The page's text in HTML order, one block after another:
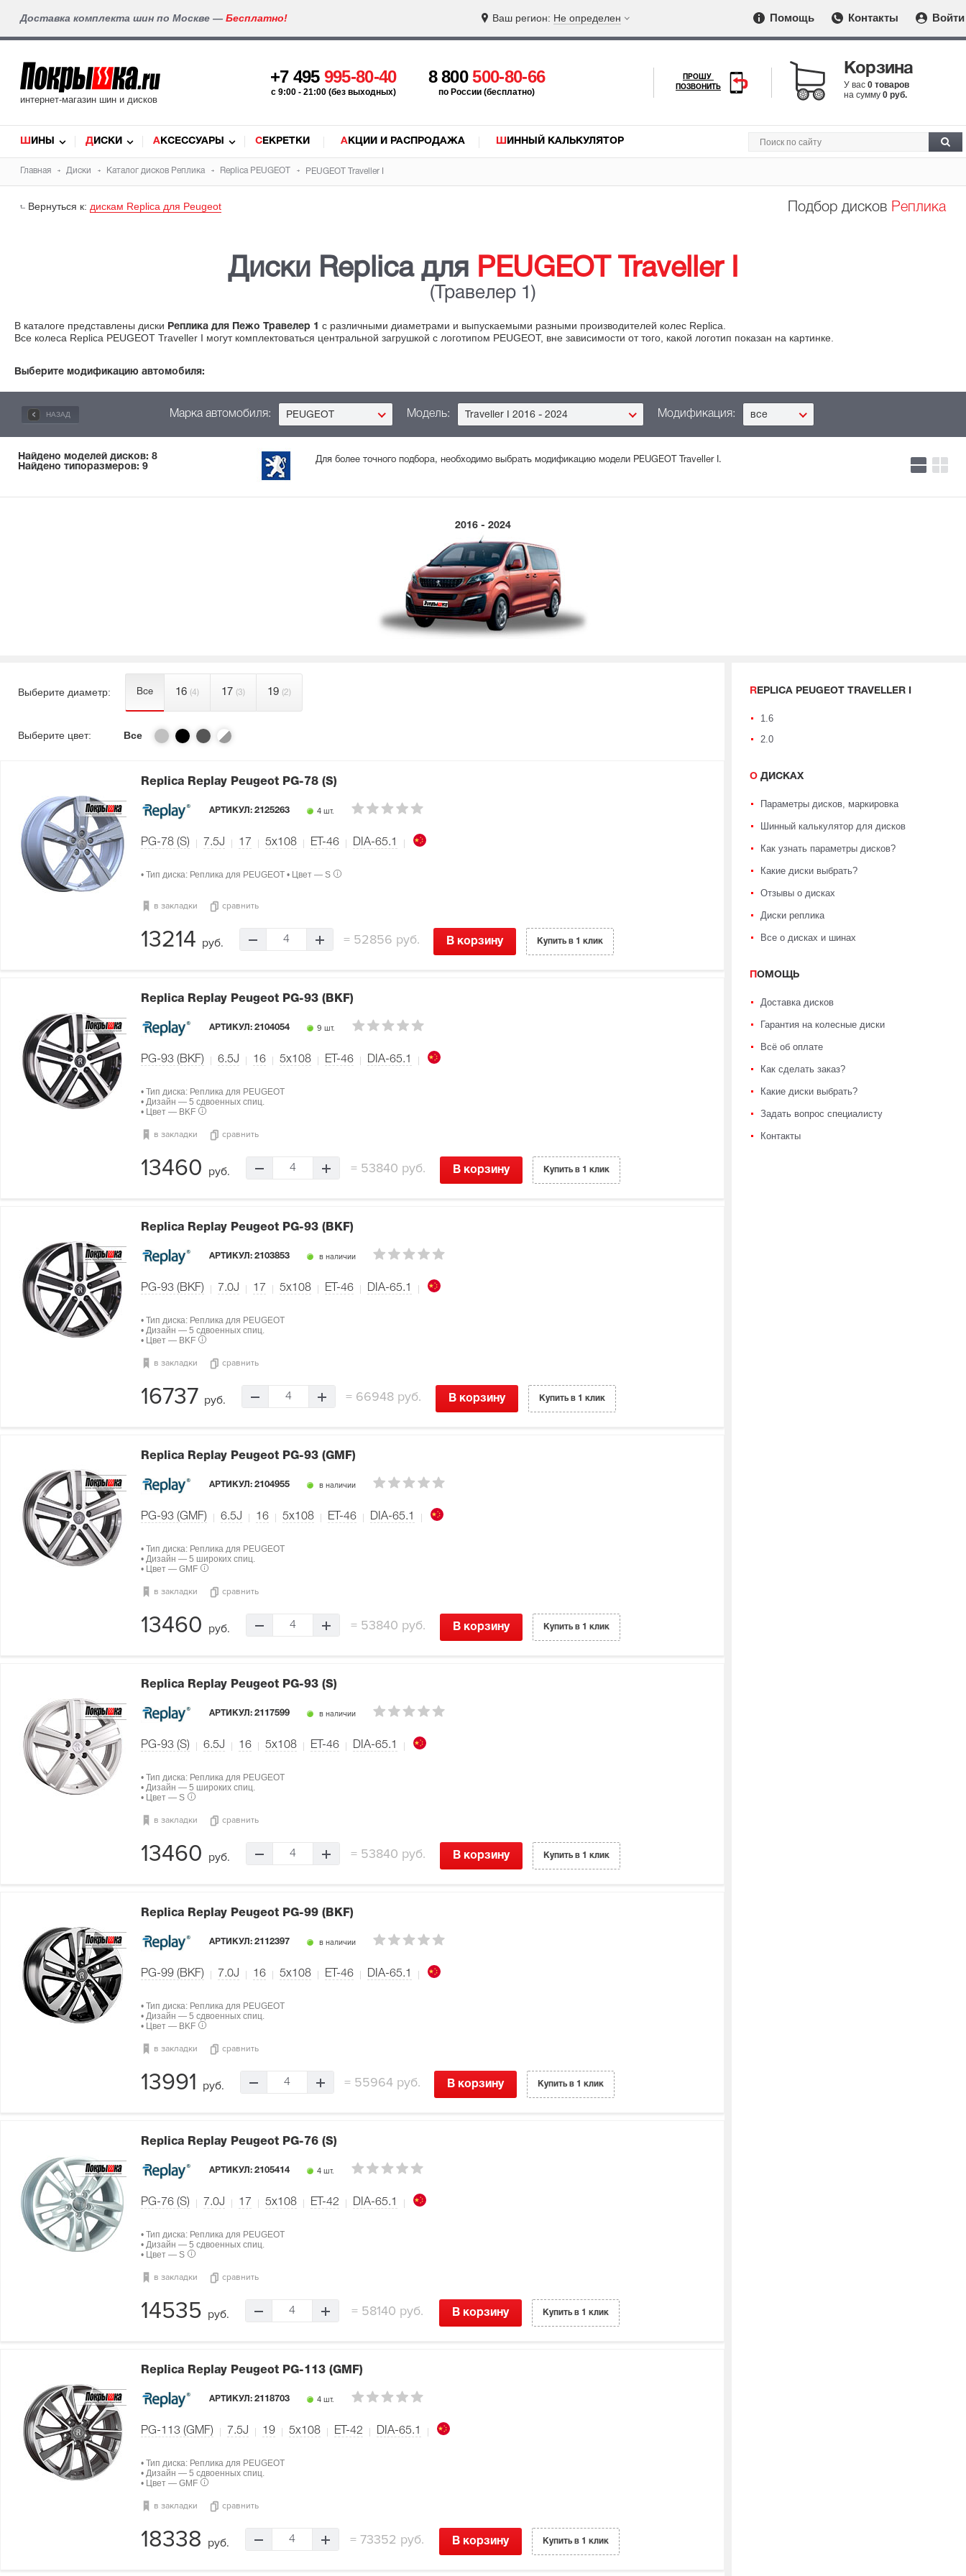
Доставка комплекта шин по Москве — Бесплатно! Ваш регион: Не определен Помощь Контакты Войти
интернет-магазин шин и дисков
+7 495 995-80-40
c 9:00 - 21:00 (без выходных)
8 800500-80-66
по России (бесплатно)
ПРОШУ
ПОЗВОНИТЬ
Корзина
У вас 0 товаров
на сумму 0 руб.
ШИНЫ ДИСКИ АКСЕССУАРЫ СЕКРЕТКИ АКЦИИ И РАСПРОДАЖА ШИННЫЙ КАЛЬКУЛЯТОР
Главная Диски Каталог дисков Реплика Replica PEUGEOT PEUGEOT Traveller I
Вернуться к: дискам Replica для Peugeot Подбор дисков Реплика
Диски Replica для PEUGEOT Traveller I
(Травелер 1)
В каталоге представлены диски Реплика для Пежо Травелер 1
с различными диаметрами и выпускаемыми разными производителей колес Replica.
Все колеса Replica PEUGEOT Traveller I могут комплектоваться центральной загрушкой с логотипом PEUGEOT, вне зависимости от того, какой логотип показан на картинке
Выберите модификацию автомобиля:
НАЗАД Марка автомобиля: PEUGEOT Модель: Traveller I 2016 - 2024 Модификация: все
Найдено моделей дисков: 8
Найдено типоразмеров: 9
Для более точного подбора, необходимо выбрать модификацию модели PEUGEOT Traveller I.
2016 - 2024
Выберите диаметр: Все 16 (4) 17 (3) 19 (2)
Выберите цвет: Все
Replica Replay Peugeot PG-78 (S)
АРТИКУЛ:2125263 4 шт.
PG-78 (S) 7.5J 17 5x108 ET-46 DIA-65.1
• Тип диска: Реплика для PEUGEOT • Цвет — S
в закладки сравнить
13214 руб. 4 =52856 руб. В корзину Купить в 1 клик
Replica Replay Peugeot PG-93 (BKF)
АРТИКУЛ:2104054 9 шт.
PG-93 (BKF) 6.5J 16 5x108 ET-46 DIA-65.1
• Тип диска: Реплика для PEUGEOT
• Дизайн — 5 сдвоенных спиц.
• Цвет — BKF
в закладки сравнить
13460 руб. 4 =53840 руб. В корзину Купить в 1 клик
Replica Replay Peugeot PG-93 (BKF)
АРТИКУЛ:2103853 в наличии
PG-93 (BKF) 7.0J 17 5x108 ET-46 DIA-65.1
• Тип диска: Реплика для PEUGEOT
• Дизайн — 5 сдвоенных спиц.
• Цвет — BKF
в закладки сравнить
16737 руб. 4 = 66948 руб. В корзину Купить в 1 клик
Replica Replay Peugeot PG-93 (GMF)
АРТИКУЛ:2104955 в наличии
PG-93 (GMF) 6.5J 16 5x108 ET-46 DIA-65.1
• Тип диска: Реплика для PEUGEOT
• Дизайн — 5 широких спиц.
• Цвет — GMF
в закладки сравнить
13460 руб. 4 =53840 руб. В корзину Купить в 1 клик
Replica Replay Peugeot PG-93 (S)
АРТИКУЛ:2117599 в наличии
PG-93 (S) 6.5J 16 5x108 ET-46 DIA-65.1
• Тип диска: Реплика для PEUGEOT
• Дизайн — 5 широких спиц.
• Цвет — S
в закладки сравнить
13460 руб. 4 =53840 руб. В корзину Купить в 1 клик
Replica Replay Peugeot PG-99 (BKF)
АРТИКУЛ:2112397 в наличии
PG-99 (BKF) 7.0J 16 5x108 ET-46 DIA-65.1
• Тип диска: Реплика для PEUGEOT
• Дизайн — 5 сдвоенных спиц.
• Цвет — BKF
в закладки сравнить
13991 руб. 4 =55964 руб. В корзину Купить в 1 клик
Replica Replay Peugeot PG-76 (S)
АРТИКУЛ:2105414 4 шт.
PG-76 (S) 7.0J 17 5x108 ET-42 DIA-65.1
• Тип диска: Реплика для PEUGEOT
• Дизайн — 5 сдвоенных спиц.
• Цвет — S
в закладки сравнить
14535 руб. 4 =58140 руб. В корзину Купить в 1 клик
Replica Replay Peugeot PG-113 (GMF)
АРТИКУЛ:2118703 4 шт.
PG-113 (GMF) 7.5J 19 5x108 ET-42 DIA-65.1
• Тип диска: Реплика для PEUGEOT
• Дизайн — 5 сдвоенных спиц.
• Цвет — GMF
в закладки сравнить
18338 руб. 4 = 73352 руб. В корзину Купить в 1 клик
REPLICA PEUGEOT TRAVELLER I
1.6
2.0
О ДИСКАХ
Параметры дисков, маркировка
Шинный калькулятор для дисков
Как узнать параметры дисков?
Какие диски выбрать?
Отзывы о дисках
Диски реплика
Все о дисках и шинах
ПОМОЩЬ
Доставка дисков
Гарантия на колесные диски
Всё об оплате
Как сделать заказ?
Какие диски выбрать?
Задать вопрос специалисту
Контакты